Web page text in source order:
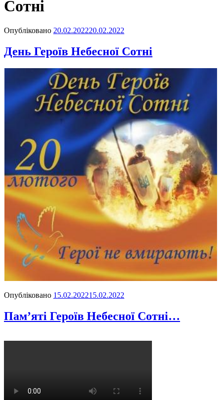
Сотні
Опубліковано 20.02.202220.02.2022
День Героїв Небесної Сотні
Опубліковано 15.02.202215.02.2022
Пам’яті Героїв Небесної Сотні…